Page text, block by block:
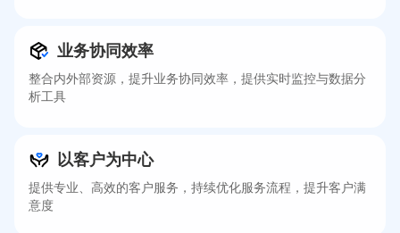
业务协同效率
整合内外部资源，提升业务协同效率，提供实时监控与数据分
析工具
以客户为中心
提供专业、高效的客户服务，持续优化服务流程，提升客户满
意度